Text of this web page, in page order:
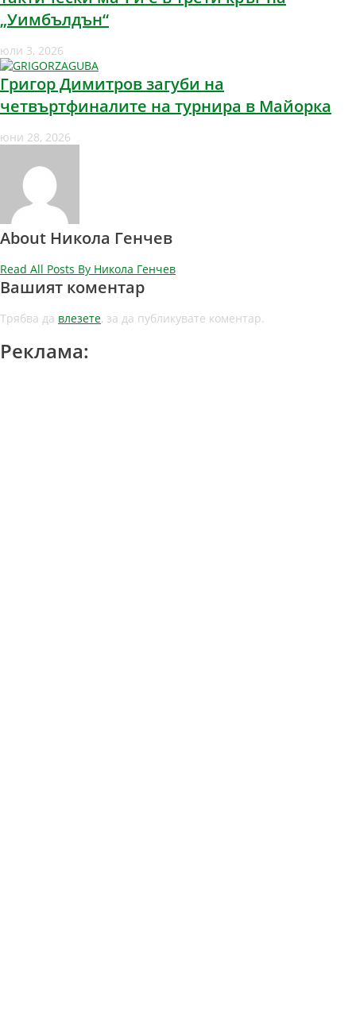
„Уимбълдън“
юли 3, 2026
Григор Димитров загуби на
четвъртфиналите на турнира в Майорка
юни 28, 2026
About Никола Генчев
Read All Posts By Никола Генчев
Вашият коментар
Трябва да влезете, за да публикувате коментар.
Реклама: